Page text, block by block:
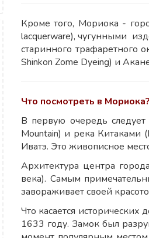
Кроме того, Мориока -
lacquerware), чугунными
старинного трафаретного
Shinkon Zome Dyeing) и
Что посмотреть в Мориока?
В первую очередь
Mountain) и река Китаками
Иватэ. Это живописное
Архитектура центра
века). Самым
завораживает своей
Что касается
1633 году. Замок был